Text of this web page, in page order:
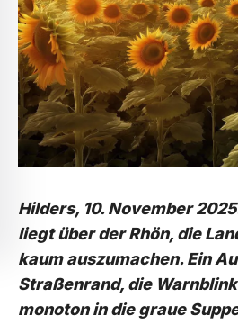
Hilders, 10. November
liegt über der Rhön, die
kaum auszumachen. Ein
Straßenrand, die
monoton in die graue